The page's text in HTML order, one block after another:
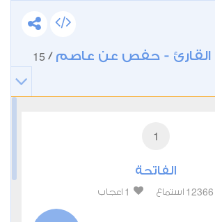
القارئ - حفص عن عاصم /
15
1
الفاتحة
12366 استماع 1 اعجاب